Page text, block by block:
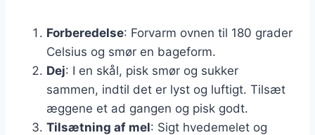
Forberedelse: Forvarm ovnen til 180 grader
Celsius og smør en bageform.
Dej: I en skål, pisk smør og sukker
sammen, indtil det er lyst og luftigt. Tilsæt
æggene et ad gangen og pisk godt.
Tilsætning af mel: Sigt hvedemelet og